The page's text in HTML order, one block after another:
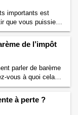
nom l’indique, le
de régler ses
Le consommateur
la lecture de
ses achats
→
importants est
que vous puissiez
de manière
vos
à suivre pour
: Identifiez
priorités :
une liste de tous
vous envisagez
? →
de l’impôt
parler de barème
vous à quoi cela
souhaitez le savoir
vous explique
des impôts sur le
barème des impôts
à perte ?